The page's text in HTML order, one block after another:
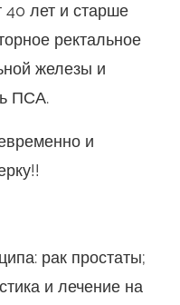
40 лет и старше
ректальное
железы и
ПСА.
и
рак простаты;
и лечение на